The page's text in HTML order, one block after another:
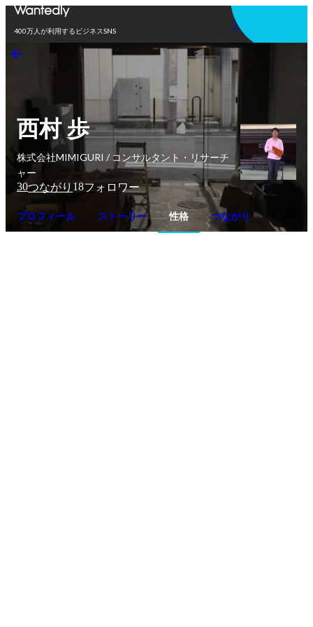
400万人が利用するビジネスSNS
アプリを使う
西村 歩
株式会社MIMIGURI / コンサルタント・リサーチ
ャー
30つながり 18フォロワー
プロフィール ストーリー 性格 つながり